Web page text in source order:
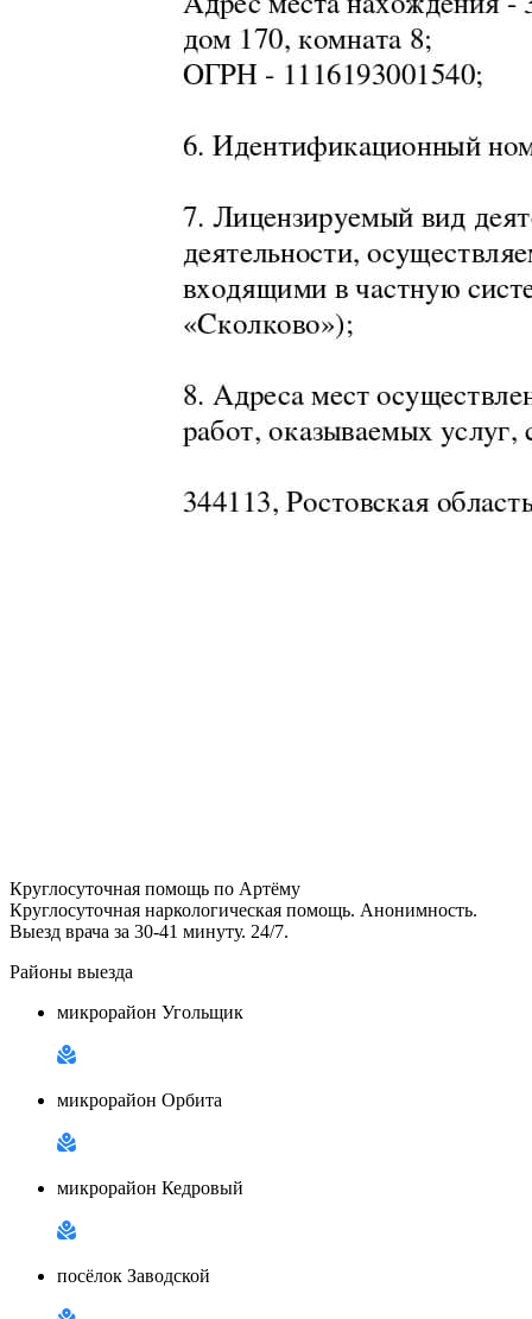
Круглосуточная помощь по Артёму
Круглосуточная наркологическая помощь. Анонимность.
Выезд врача за 30-41 минуту. 24/7.
Районы выезда
микрорайон Угольщик
микрорайон Орбита
микрорайон Кедровый
посёлок Заводской